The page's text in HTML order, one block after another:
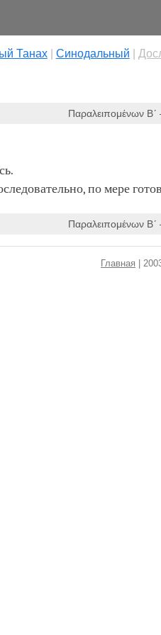
Танах| Cинодальный
Παραλειπομένων
по мере
Παραλειπομένων
Главная |